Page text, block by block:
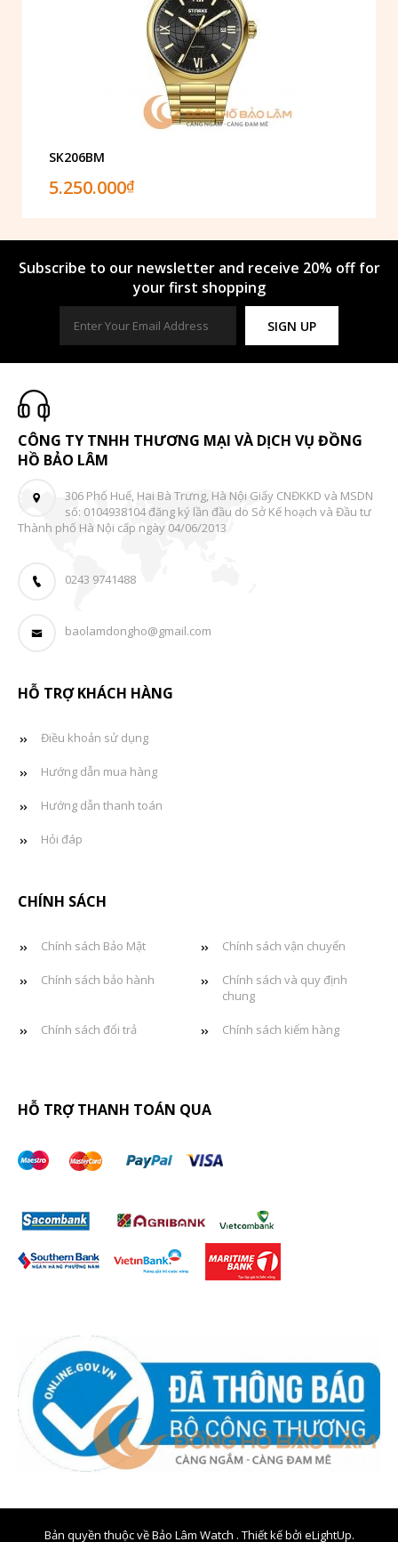
SK206BM
5.250.000₫
Subscribe to our newsletter and receive 20% off for
your first shopping
SIGN UP
CÔNG TY TNHH THƯƠNG MẠI VÀ DỊCH VỤ ĐỒNG
HỒ BẢO LÂM
306 Phố Huế, Hai Bà Trưng, Hà Nội Giấy CNĐKKD và MSDN
số: 0104938104 đăng ký lần đầu do Sở Kế hoạch và Đầu tư
Thành phố Hà Nội cấp ngày 04/06/2013
0243 9741488
baolamdongho@gmail.com
HỖ TRỢ KHÁCH HÀNG
Điều khoản sử dụng
Hướng dẫn mua hàng
Hướng dẫn thanh toán
Hỏi đáp
CHÍNH SÁCH
Chính sách Bảo Mật Chính sách vận chuyển
Chính sách bảo hành
Chính sách và quy định
chung
Chính sách đổi trả Chính sách kiểm hàng
HỖ TRỢ THANH TOÁN QUA
Bản quyền thuộc về Bảo Lâm Watch . Thiết kế bởi eLightUp.